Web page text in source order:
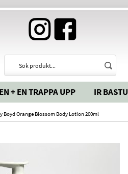
+ EN TRAPPA UPP IR BASTU
Boyd Orange Blossom Body Lotion 200ml